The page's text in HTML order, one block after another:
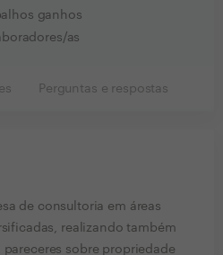
ganhos
as
Perguntas e respostas
de consultoria em áreas
realizando também
sobre propriedade